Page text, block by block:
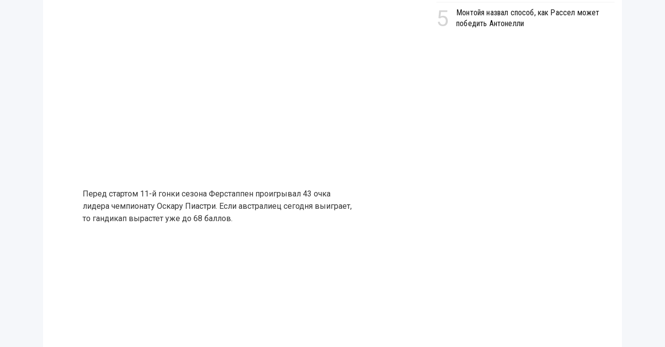
Перед стартом 11-й гонки сезона Ферстаппен проигрывал 43 очка
лидера чемпионату Оскару Пиастри. Если австралиец сегодня выиграет,
то гандикап вырастет уже до 68 баллов.
5
Монтойя назвал способ, как Рассел может
победить Антонелли